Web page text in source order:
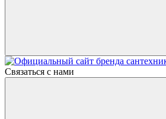
Связаться с нами